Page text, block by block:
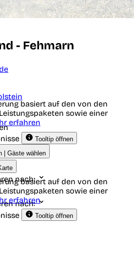
- Fehmarn
Tooltip öffnen
basiert auf den von den
sowie einer
erfahren
| Gäste wählen
nach:
nach:
Tooltip öffnen
basiert auf den von den
sowie einer
erfahren